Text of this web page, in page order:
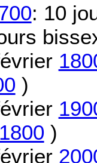
: 10
)
1800 )